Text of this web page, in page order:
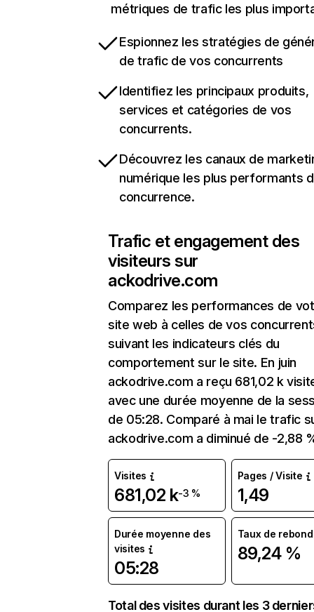
métriques de trafic les plus
Espionnez les stratégies de
de trafic de vos concurrents
Identifiez les principaux produits,
services et catégories de vos
concurrents.
Découvrez les canaux de
numérique les plus performants
concurrence.
Trafic et engagement des
visiteurs sur
ackodrive.com
Comparez les performances de
site web à celles de vos
suivant les indicateurs clés du
comportement sur le site. En juin
ackodrive.com a reçu 681,02 k
avec une durée moyenne de la
de 05:28. Comparé à mai le trafic
ackodrive.com a diminué de -2,88
Visites
681,02 k-3 %
Pages / Visite
1,49
Durée moyenne des
visites
05:28
Taux de rebond
89,24 %
Total des visites durant les 3